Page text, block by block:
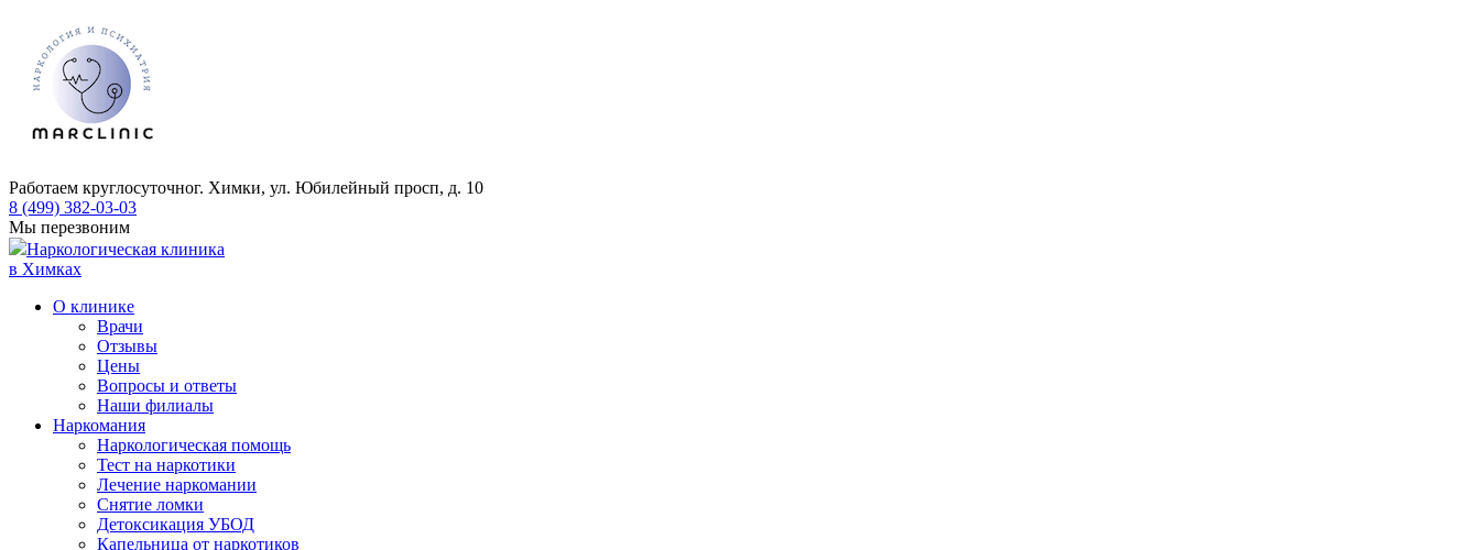
Работаем круглосуточног. Химки, ул. Юбилейный просп, д. 10
8 (499) 382-03-03
Мы перезвоним
Наркологическая клиника
в Химках
О клинике
Врачи
Отзывы
Цены
Вопросы и ответы
Наши филиалы
Наркомания
Наркологическая помощь
Тест на наркотики
Лечение наркомании
Снятие ломки
​​Детоксикация УБОД
Капельница от наркотиков